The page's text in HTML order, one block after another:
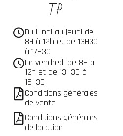
TP
Du lundi au jeudi de
8H à 12h et de 13H30
à 17H30
Le vendredi de 8H à
12h et de 13H30 à
16H30
Conditions générales
de vente
Conditions générales
de location